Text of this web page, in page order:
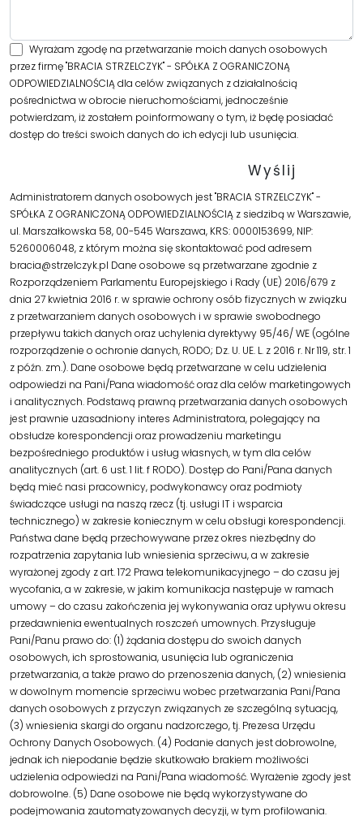
Wyrażam zgodę na przetwarzanie moich danych osobowych
przez firmę "BRACIA STRZELCZYK" - SPÓŁKA Z OGRANICZONĄ
ODPOWIEDZIALNOŚCIĄ dla celów związanych z działalnością
pośrednictwa w obrocie nieruchomościami, jednocześnie
potwierdzam, iż zostałem poinformowany o tym, iż będę posiadać
dostęp do treści swoich danych do ich edycji lub usunięcia.
Administratorem danych osobowych jest "BRACIA STRZELCZYK" -
SPÓŁKA Z OGRANICZONĄ ODPOWIEDZIALNOŚCIĄ z siedzibą w Warszawie,
ul. Marszałkowska 58, 00-545 Warszawa, KRS: 0000153699, NIP:
5260006048, z którym można się skontaktować pod adresem
bracia@strzelczyk.pl Dane osobowe są przetwarzane zgodnie z
Rozporządzeniem Parlamentu Europejskiego i Rady (UE) 2016/679 z
dnia 27 kwietnia 2016 r. w sprawie ochrony osób fizycznych w związku
z przetwarzaniem danych osobowych i w sprawie swobodnego
przepływu takich danych oraz uchylenia dyrektywy 95/46/ WE (ogólne
rozporządzenie o ochronie danych, RODO; Dz. U. UE. L. z 2016 r. Nr 119, str. 1
z późn. zm.). Dane osobowe będą przetwarzane w celu udzielenia
odpowiedzi na Pani/Pana wiadomość oraz dla celów marketingowych
i analitycznych. Podstawą prawną przetwarzania danych osobowych
jest prawnie uzasadniony interes Administratora, polegający na
obsłudze korespondencji oraz prowadzeniu marketingu
bezpośredniego produktów i usług własnych, w tym dla celów
analitycznych (art. 6 ust. 1 lit. f RODO). Dostęp do Pani/Pana danych
będą mieć nasi pracownicy, podwykonawcy oraz podmioty
świadczące usługi na naszą rzecz (tj. usługi IT i wsparcia
technicznego) w zakresie koniecznym w celu obsługi korespondencji.
Państwa dane będą przechowywane przez okres niezbędny do
rozpatrzenia zapytania lub wniesienia sprzeciwu, a w zakresie
wyrażonej zgody z art. 172 Prawa telekomunikacyjnego – do czasu jej
wycofania, a w zakresie, w jakim komunikacja następuje w ramach
umowy – do czasu zakończenia jej wykonywania oraz upływu okresu
przedawnienia ewentualnych roszczeń umownych. Przysługuje
Pani/Panu prawo do: (1) żądania dostępu do swoich danych
osobowych, ich sprostowania, usunięcia lub ograniczenia
przetwarzania, a także prawo do przenoszenia danych, (2) wniesienia
w dowolnym momencie sprzeciwu wobec przetwarzania Pani/Pana
danych osobowych z przyczyn związanych ze szczególną sytuacją,
(3) wniesienia skargi do organu nadzorczego, tj. Prezesa Urzędu
Ochrony Danych Osobowych. (4) Podanie danych jest dobrowolne,
jednak ich niepodanie będzie skutkowało brakiem możliwości
udzielenia odpowiedzi na Pani/Pana wiadomość. Wyrażenie zgody jest
dobrowolne. (5) Dane osobowe nie będą wykorzystywane do
podejmowania zautomatyzowanych decyzji, w tym profilowania.